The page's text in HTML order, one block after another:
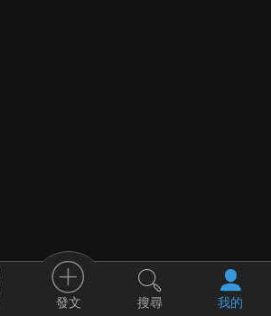
發文 搜尋 我的